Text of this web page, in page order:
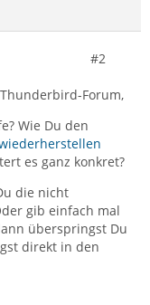
#2
Forum,
Wie Du den
es ganz konkret?
die nicht
gib einfach mal
überspringst Du
direkt in den